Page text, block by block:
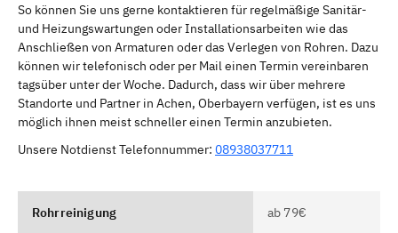
So können Sie uns gerne kontaktieren für regelmäßige Sanitär-
und Heizungswartungen oder Installationsarbeiten wie das
Anschließen von Armaturen oder das Verlegen von Rohren. Dazu
können wir telefonisch oder per Mail einen Termin vereinbaren
tagsüber unter der Woche. Dadurch, dass wir über mehrere
Standorte und Partner in Achen, Oberbayern verfügen, ist es uns
möglich ihnen meist schneller einen Termin anzubieten.
Unsere Notdienst Telefonnummer: 08938037711
Rohrreinigung ab 79€